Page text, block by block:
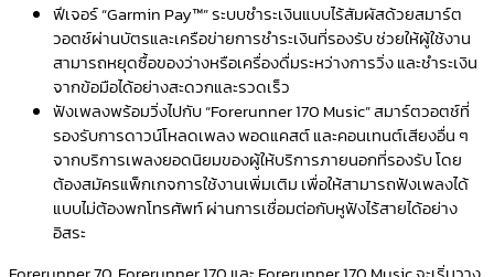
ฟีเจอร์ “Garmin Pay™” ระบบชำระเงินแบบไร้สัมผัสด้วยสมาร์ต
วอตช์ผ่านบัตรและเครือข่ายการชำระเงินที่รองรับ ช่วยให้ผู้ใช้งาน
สามารถหยุดซื้อของว่างหรือเครื่องดื่มระหว่างการวิ่ง และชำระเงิน
จากข้อมือได้อย่างสะดวกและรวดเร็ว
ฟังเพลงพร้อมวิ่งไปกับ “Forerunner 170 Music” สมาร์ตวอตช์ที่
รองรับการดาวน์โหลดเพลง พอดแคสต์ และคอนเทนต์เสียงอื่น ๆ
จากบริการเพลงยอดนิยมของผู้ให้บริการภายนอกที่รองรับ โดย
ต้องสมัครแพ็กเกจการใช้งานเพิ่มเติม เพื่อให้สามารถฟังเพลงได้
แบบไม่ต้องพกโทรศัพท์ ผ่านการเชื่อมต่อกับหูฟังไร้สายได้อย่าง
อิสระ